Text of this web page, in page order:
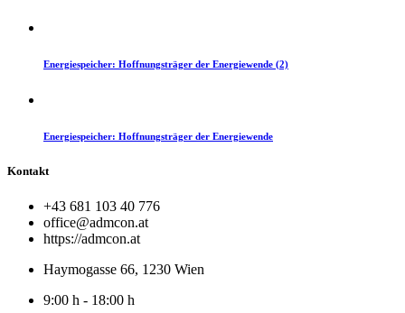
Energiespeicher: Hoffnungsträger der Energiewende (2)
Energiespeicher: Hoffnungsträger der Energiewende
Kontakt
+43 681 103 40 776
office@admcon.at
https://admcon.at
Haymogasse 66, 1230 Wien
9:00 h - 18:00 h